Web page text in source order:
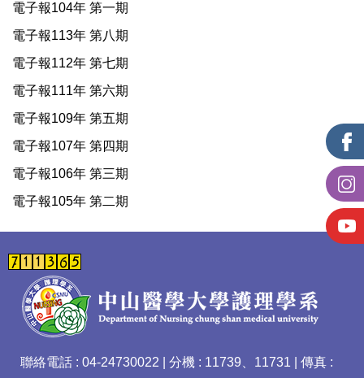
電子報104年 第一期
電子報113年 第八期
電子報112年 第七期
電子報111年 第六期
電子報109年 第五期
電子報107年 第四期
電子報106年 第三期
電子報105年 第二期
聯絡電話 : 04-24730022 | 分機 : 11739、11731 | 傳真 :